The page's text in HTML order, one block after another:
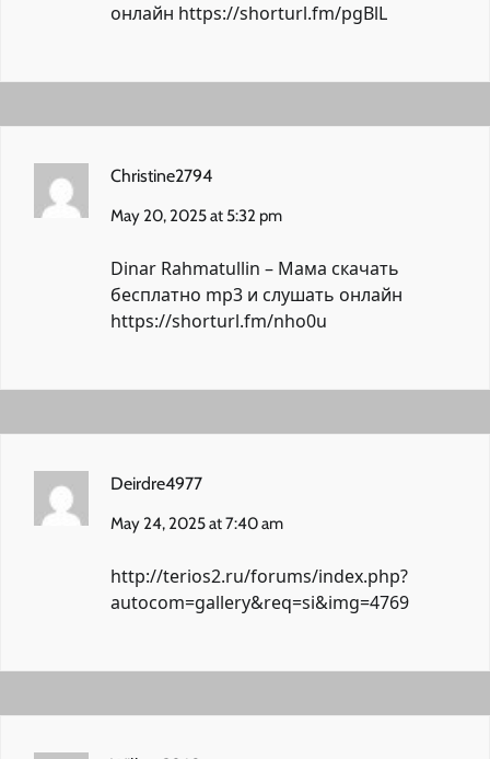
онлайн https://shorturl.fm/pgBlL
Christine2794
May 20, 2025 at 5:32 pm
Dinar Rahmatullin – Мама скачать
бесплатно mp3 и слушать онлайн
https://shorturl.fm/nho0u
Deirdre4977
May 24, 2025 at 7:40 am
http://terios2.ru/forums/index.php?
autocom=gallery&req=si&img=4769